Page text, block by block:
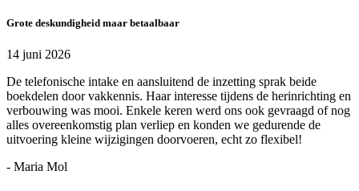
Grote deskundigheid maar betaalbaar
14 juni 2026
De telefonische intake en aansluitend de inzetting sprak beide
boekdelen door vakkennis. Haar interesse tijdens de herinrichting en
verbouwing was mooi. Enkele keren werd ons ook gevraagd of nog
alles overeenkomstig plan verliep en konden we gedurende de
uitvoering kleine wijzigingen doorvoeren, echt zo flexibel!
- Maria Mol